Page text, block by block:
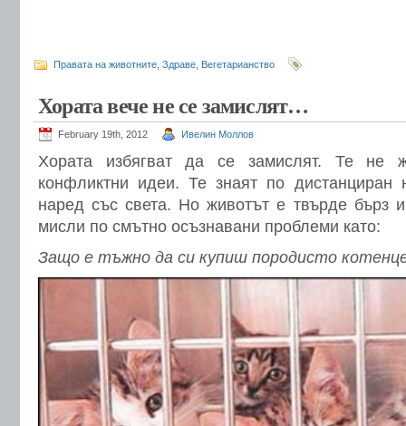
Правата на животните Здраве Вегетарианство
Хората вече не се замислят…
February 19th, 2012 Ивелин Моллов
Хората избягват да се замислят. Те не
конфликтни идеи. Те знаят по дистанциран
наред със света. Но животът е твърде бърз
мисли по смътно осъзнавани проблеми като:
Защо е тъжно да си купиш породисто